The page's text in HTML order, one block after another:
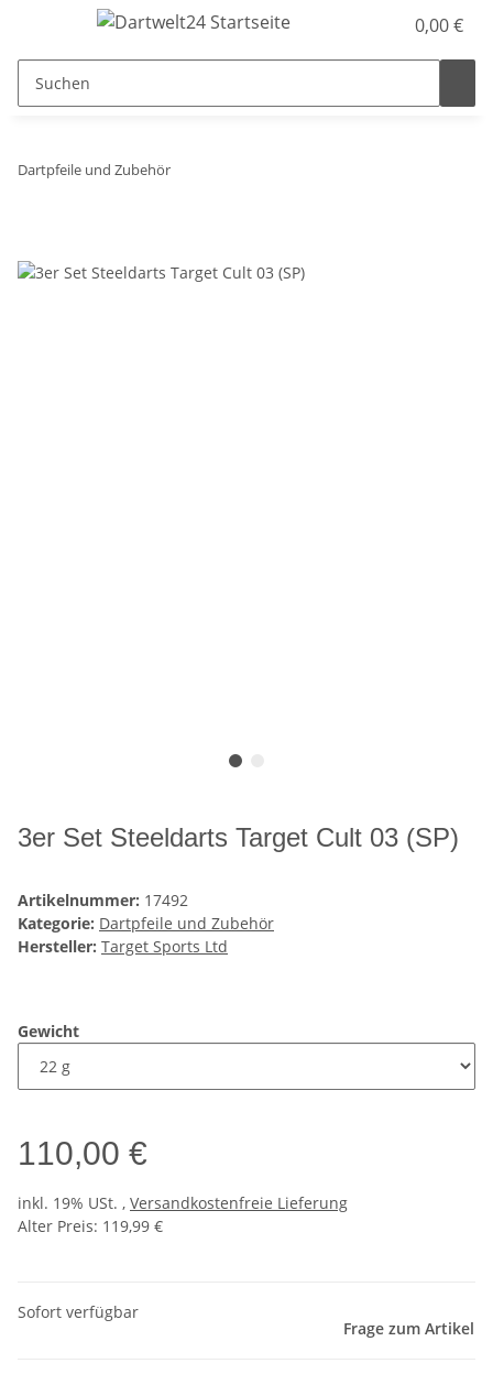
0,00 €
Dartpfeile und Zubehör
3er Set Steeldarts Target Cult 03 (SP)
Artikelnummer: 17492
Kategorie: Dartpfeile und Zubehör
Hersteller: Target Sports Ltd
Gewicht
110,00 €
inkl. 19% USt. , Versandkostenfreie Lieferung
Alter Preis: 119,99 €
Sofort verfügbar
Frage zum Artikel